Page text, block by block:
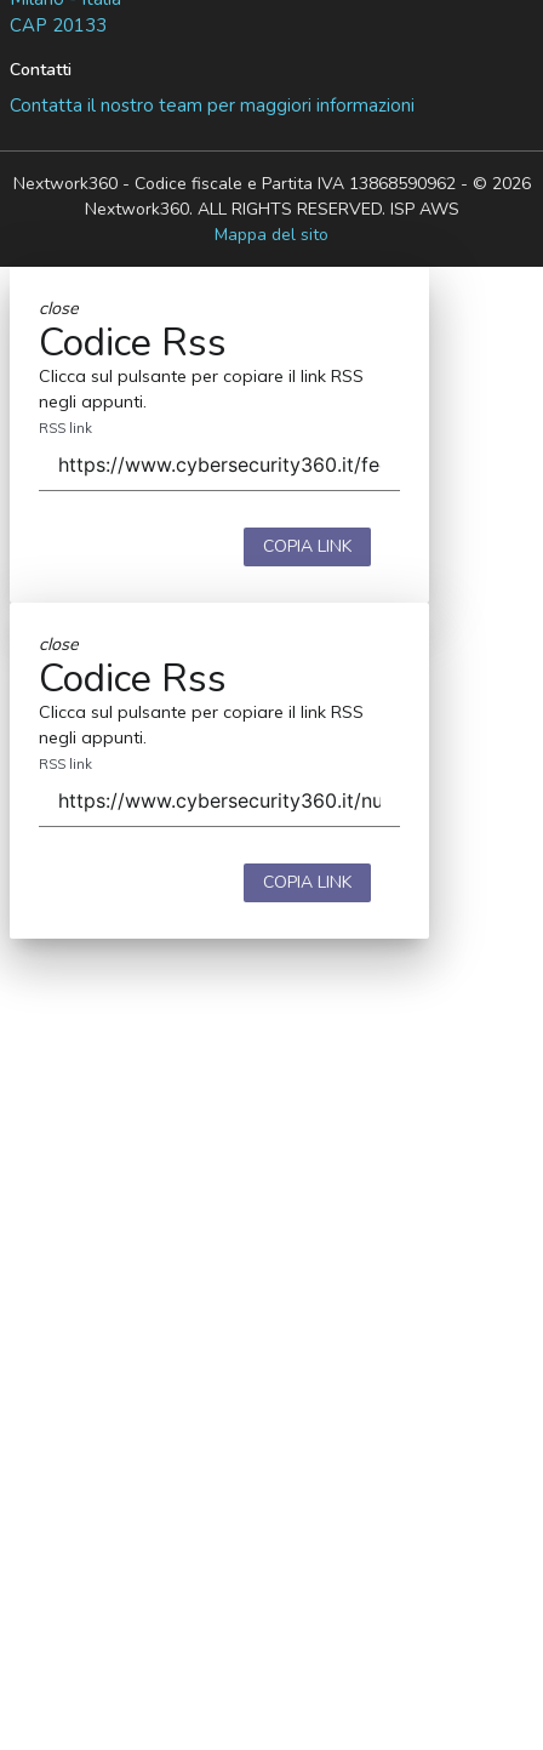
CAP 20133
Contatti
Contatta il nostro team per maggiori informazioni
Nextwork360 - Codice fiscale e Partita IVA 13868590962 - © 2026
Nextwork360. ALL RIGHTS RESERVED. ISP AWS
Mappa del sito
close
Codice Rss
Clicca sul pulsante per copiare il link RSS
negli appunti.
RSS link
COPIA LINK
close
Codice Rss
Clicca sul pulsante per copiare il link RSS
negli appunti.
RSS link
COPIA LINK